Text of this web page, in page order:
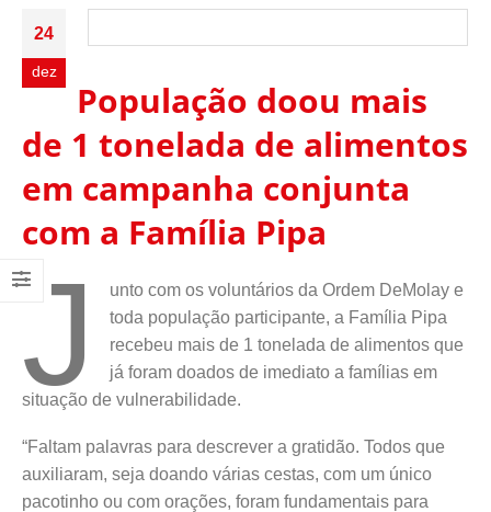
24
dez
População doou mais
de 1 tonelada de alimentos
em campanha conjunta
com a Família Pipa
J
unto com os voluntários da Ordem DeMolay e
toda população participante, a Família Pipa
recebeu mais de 1 tonelada de alimentos que
já foram doados de imediato a famílias em
situação de vulnerabilidade.
“Faltam palavras para descrever a gratidão. Todos que
auxiliaram, seja doando várias cestas, com um único
pacotinho ou com orações, foram fundamentais para